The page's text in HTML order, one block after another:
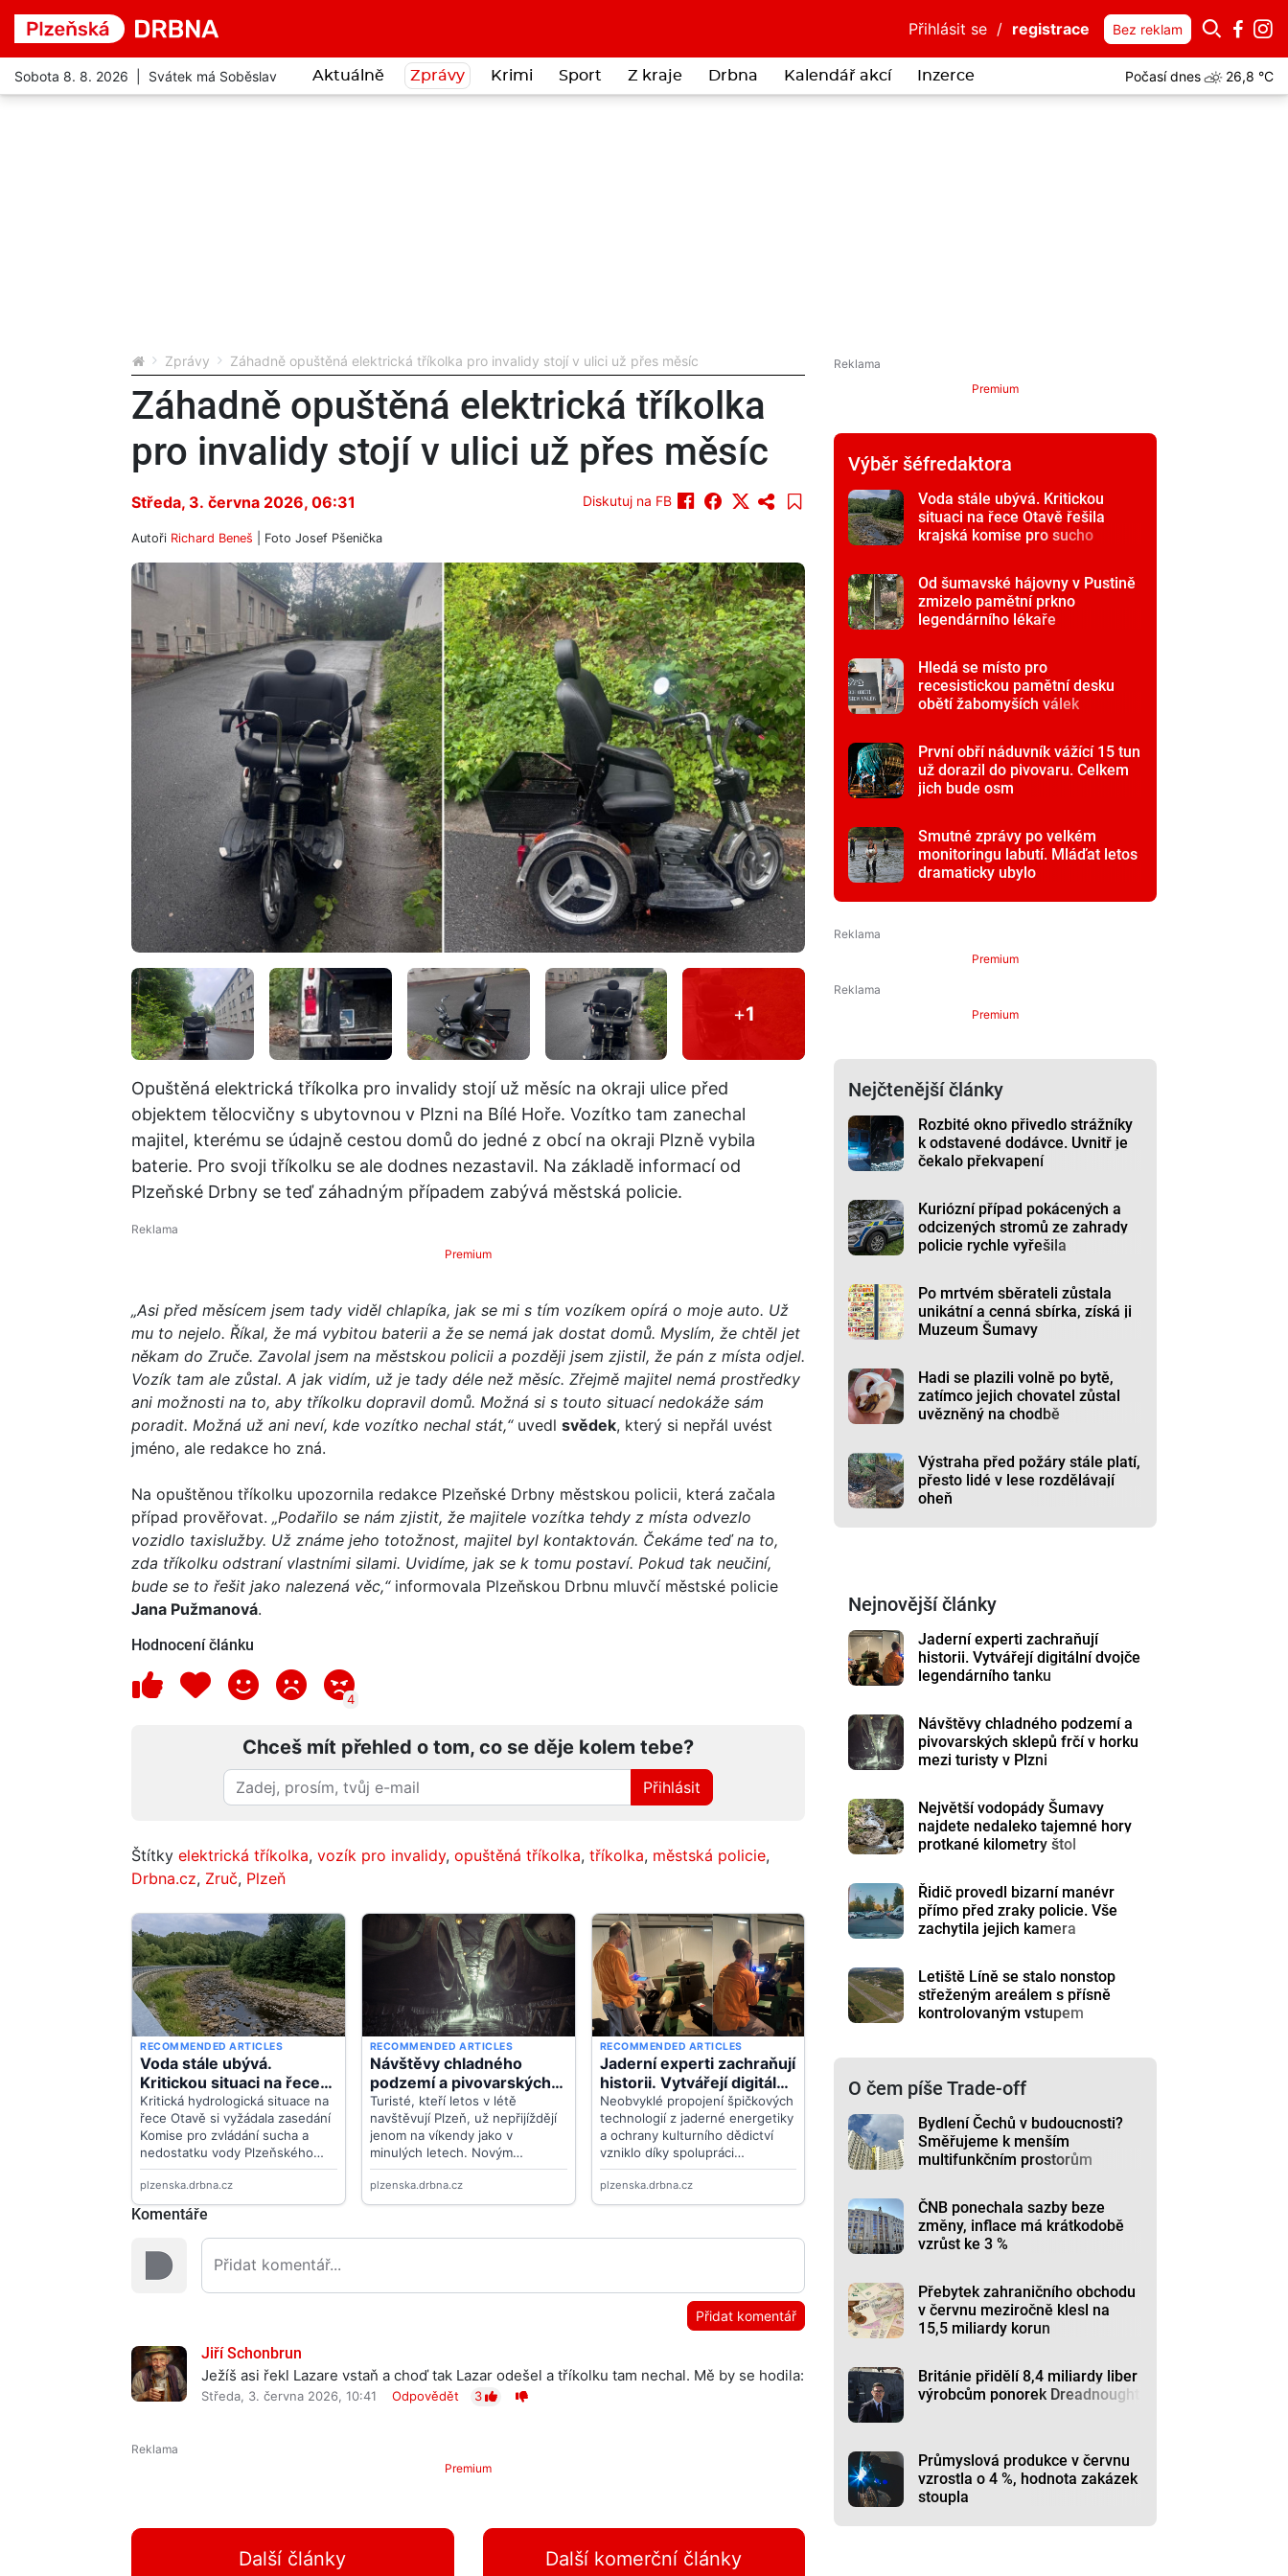
Přihlásit se / registrace Bez reklam
Sobota 8. 8. 2026 | Svátek má Soběslav Aktuálně Zprávy Krimi Sport Z kraje Drbna Kalendář akcí Inzerce Počasí dnes 26,8 °C
Zprávy Záhadně opuštěná elektrická tříkolka pro invalidy stojí v ulici už přes měsíc
Záhadně opuštěná elektrická tříkolka
pro invalidy stojí v ulici už přes měsíc
Středa, 3. června 2026, 06:31 Diskutuj na FB
Autoři Richard Beneš | Foto Josef Pšenička
+1
Opuštěná elektrická tříkolka pro invalidy stojí už měsíc na okraji ulice před
objektem tělocvičny s ubytovnou v Plzni na Bílé Hoře. Vozítko tam zanechal
majitel, kterému se údajně cestou domů do jedné z obcí na okraji Plzně vybila
baterie. Pro svoji tříkolku se ale dodnes nezastavil. Na základě informací od
Plzeňské Drbny se teď záhadným případem zabývá městská policie.
Premium
„Asi před měsícem jsem tady viděl chlapíka, jak se mi s tím vozíkem opírá o moje auto. Už
mu to nejelo. Říkal, že má vybitou baterii a že se nemá jak dostat domů. Myslím, že chtěl jet
někam do Zruče. Zavolal jsem na městskou policii a později jsem zjistil, že pán z místa odjel.
Vozík tam ale zůstal. A jak vidím, už je tady déle než měsíc. Zřejmě majitel nemá prostředky
ani možnosti na to, aby tříkolku dopravil domů. Možná si s touto situací nedokáže sám
poradit. Možná už ani neví, kde vozítko nechal stát,“ uvedl svědek, který si nepřál uvést
jméno, ale redakce ho zná.
Na opuštěnou tříkolku upozornila redakce Plzeňské Drbny městskou policii, která začala
případ prověřovat. „Podařilo se nám zjistit, že majitele vozítka tehdy z místa odvezlo
vozidlo taxislužby. Už známe jeho totožnost, majitel byl kontaktován. Čekáme teď na to,
zda tříkolku odstraní vlastními silami. Uvidíme, jak se k tomu postaví. Pokud tak neučiní,
bude se to řešit jako nalezená věc,“informovala Plzeňskou Drbnu mluvčí městské policie
Jana Pužmanová.
Hodnocení článku
4
Chceš mít přehled o tom, co se děje kolem tebe?
Přihlásit
Štítky elektrická tříkolka, vozík pro invalidy, opuštěná tříkolka, tříkolka, městská policie,
Drbna.cz, Zruč, Plzeň
Komentáře
Přidat komentář
Jiří Schonbrun
Ježíš asi řekl Lazare vstaň a choď tak Lazar odešel a tříkolku tam nechal. Mě by se hodila:
Středa, 3. června 2026, 10:41 Odpovědět 3
Premium
Další články Další komerční články
Premium
Výběr šéfredaktora
Voda stále ubývá. Kritickou
situaci na řece Otavě řešila
krajská komise pro sucho
Od šumavské hájovny v Pustině
zmizelo pamětní prkno
legendárního lékaře
Hledá se místo pro
recesistickou pamětní desku
obětí žabomyších válek
První obří náduvník vážící 15 tun
už dorazil do pivovaru. Celkem
jich bude osm
Smutné zprávy po velkém
monitoringu labutí. Mláďat letos
dramaticky ubylo
Premium
Premium
Nejčtenější články
Rozbité okno přivedlo strážníky
k odstavené dodávce. Uvnitř je
čekalo překvapení
Kuriózní případ pokácených a
odcizených stromů ze zahrady
policie rychle vyřešila
Po mrtvém sběrateli zůstala
unikátní a cenná sbírka, získá ji
Muzeum Šumavy
Hadi se plazili volně po bytě,
zatímco jejich chovatel zůstal
uvězněný na chodbě
Výstraha před požáry stále platí,
přesto lidé v lese rozdělávají
oheň
Nejnovější články
Jaderní experti zachraňují
historii. Vytvářejí digitální dvojče
legendárního tanku
Návštěvy chladného podzemí a
pivovarských sklepů frčí v horku
mezi turisty v Plzni
Největší vodopády Šumavy
najdete nedaleko tajemné hory
protkané kilometry štol
Řidič provedl bizarní manévr
přímo před zraky policie. Vše
zachytila jejich kamera
Letiště Líně se stalo nonstop
střeženým areálem s přísně
kontrolovaným vstupem
O čem píše Trade-off
Bydlení Čechů v budoucnosti?
Směřujeme k menším
multifunkčním prostorům
ČNB ponechala sazby beze
změny, inflace má krátkodobě
vzrůst ke 3 %
Přebytek zahraničního obchodu
v červnu meziročně klesl na
15,5 miliardy korun
Británie přidělí 8,4 miliardy liber
výrobcům ponorek Dreadnought
Průmyslová produkce v červnu
vzrostla o 4 %, hodnota zakázek
stoupla